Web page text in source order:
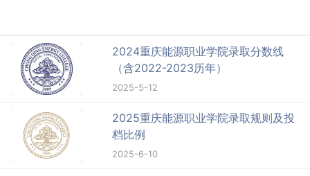
2024重庆能源职业学院录取分数线
（含2022-2023历年）
2025-5-12
2025重庆能源职业学院录取规则及投
档比例
2025-6-10